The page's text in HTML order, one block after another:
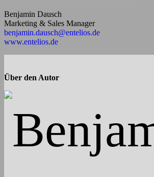
Benjamin Dausch
Marketing & Sales Manager
benjamin.dausch@entelios.de
www.entelios.de
Über den Autor